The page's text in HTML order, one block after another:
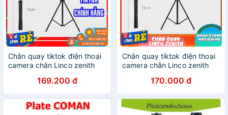
Chân quay tiktok điện thoại
camera chân Linco zenith
169.200 đ
Chân quay tiktok điện thoại
camera chân Linco zenith
170.000 đ